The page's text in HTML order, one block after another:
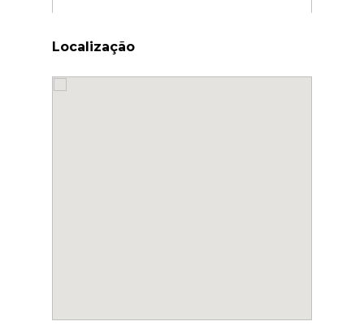
Localização